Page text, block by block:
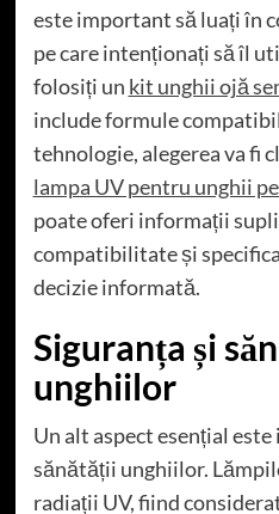
este important să luați în
pe care intenționați să îl
folosiți un kit unghii ojă
include formule
tehnologie, alegerea va fi
lampa UV pentru unghii
poate oferi informații
compatibilitate și
decizie informată.
Siguranța și
unghiilor
Un alt aspect esențial
sănătății unghiilor.
radiații UV, fiind